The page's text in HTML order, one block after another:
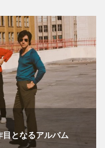
となるアルバム